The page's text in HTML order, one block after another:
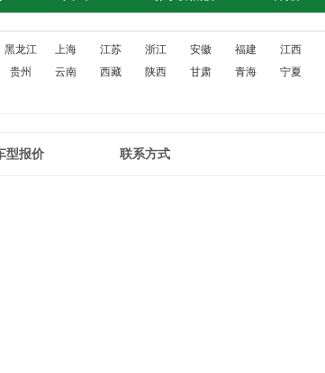
黑龙江 上海 江苏 浙江 安徽 福建 江西
贵州 云南 西藏 陕西 甘肃 青海 宁夏
型报价 联系方式